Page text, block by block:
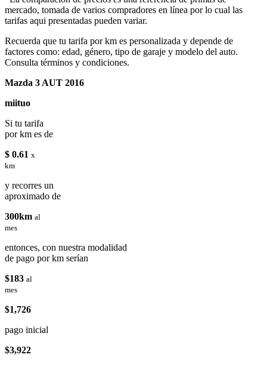
mercado, tomada de varios compradores en línea por lo cual las
tarifas aqui presentadas pueden variar.
Recuerda que tu tarifa por km es personalizada y depende de
factores como: edad, género, tipo de garaje y modelo del auto.
Consulta términos y condiciones.
Mazda 3 AUT 2016
miituo
Si tu tarifa
por km es de
$ 0.61 x
km
y recorres un
aproximado de
300km al
mes
entonces, con nuestra modalidad
de pago por km serían
$183 al
mes
$1,726
pago inicial
$3,922